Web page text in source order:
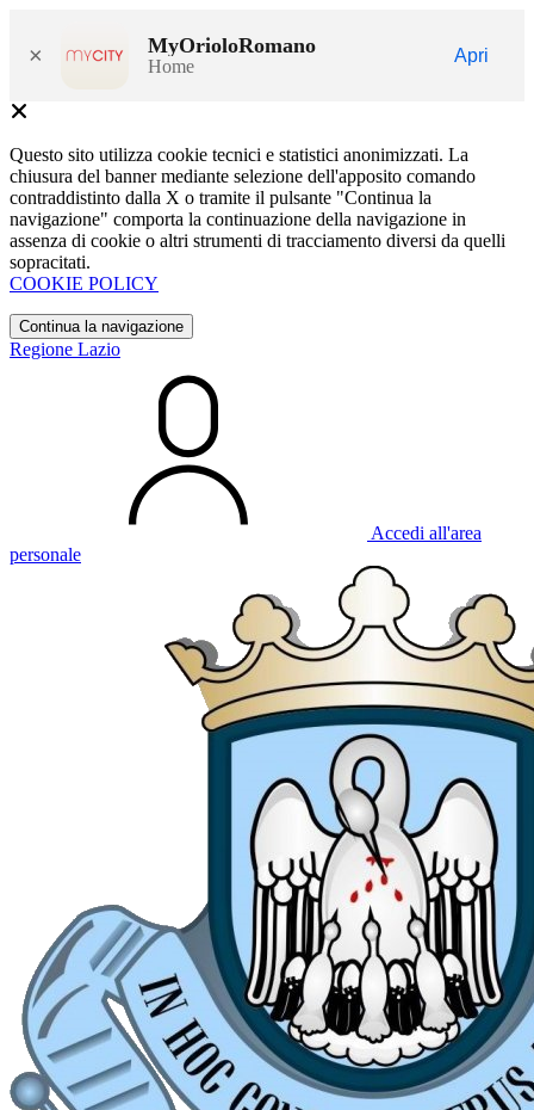
× MyOrioloRomano
Home
Apri
Questo sito utilizza cookie tecnici e statistici anonimizzati. La
chiusura del banner mediante selezione dell'apposito comando
contraddistinto dalla X o tramite il pulsante "Continua la
navigazione" comporta la continuazione della navigazione in
assenza di cookie o altri strumenti di tracciamento diversi da quelli
sopracitati.
COOKIE POLICY
Continua la navigazione
Regione Lazio
Accedi all'area
personale